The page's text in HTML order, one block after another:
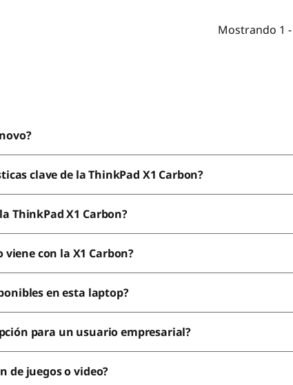
Mostrando 1 -
clave de la ThinkPad X1 Carbon?
ThinkPad X1 Carbon?
con la X1 Carbon?
en esta laptop?
para un usuario empresarial?
de juegos o video?